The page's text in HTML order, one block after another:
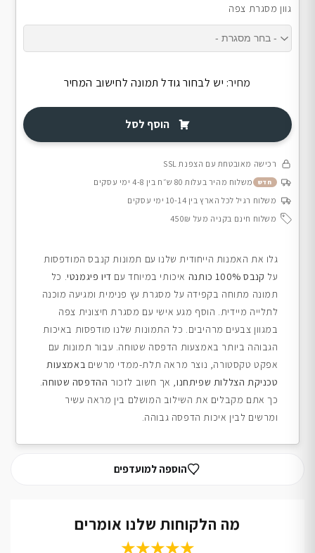
גוון מסגרת צפה
מחיר: יש לבחור גודל תמונה לחישוב המחיר
הוסף לסל
רכישה מאובטחת עם הצפנת SSL
חדש
משלוח מהיר בעלות 80 ש״ח בין 4-8 ימי עסקים
משלוח רגיל לכל הארץ בין 10-14 ימי עסקים
משלוח חינם בקניה מעל 450₪
גלו את האמנות הייחודית שלנו עם תמונות קנבס המודפסות
על קנבס 100% כותנה איכותי במיוחד עם דיו פיגמנטי. כל
תמונה מתוחה בקפידה על מסגרת עץ פנימית ומגיעה מוכנה
לתלייה מיידית. הוסף מגע אישי עם מסגרת חיצונית צפה
במגוון צבעים מרהיבים. כל התמונות שלנו מודפסות באיכות
הגבוהה ביותר באמצעות הדפסה שטוחה. עבור תמונות עם
אפקט טקסטורה, נוצר מראה תלת-ממדי מרשים באמצעות
טכניקת הצללות שפיתחנו, אך חשוב לזכור ההדפסה שטוחה.
כך אתם מקבלים את השילוב המושלם בין מראה עשיר
ומרשים לבין איכות הדפסה גבוהה.
הוספה למועדפים
מה הלקוחות שלנו אומרים
★★★★★